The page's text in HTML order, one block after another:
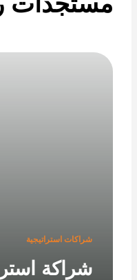
شراكات استراتيجية
شراكة